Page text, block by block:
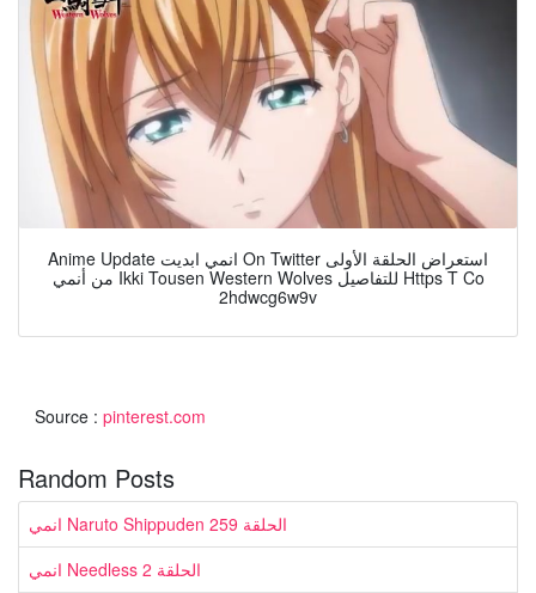
Anime Update انمي ابديت On Twitter استعراض الحلقة الأولى
من أنمي Ikki Tousen Western Wolves للتفاصيل Https T Co
2hdwcg6w9v
Source : pinterest.com
Random Posts
انمي Naruto Shippuden الحلقة 259
انمي Needless الحلقة 2